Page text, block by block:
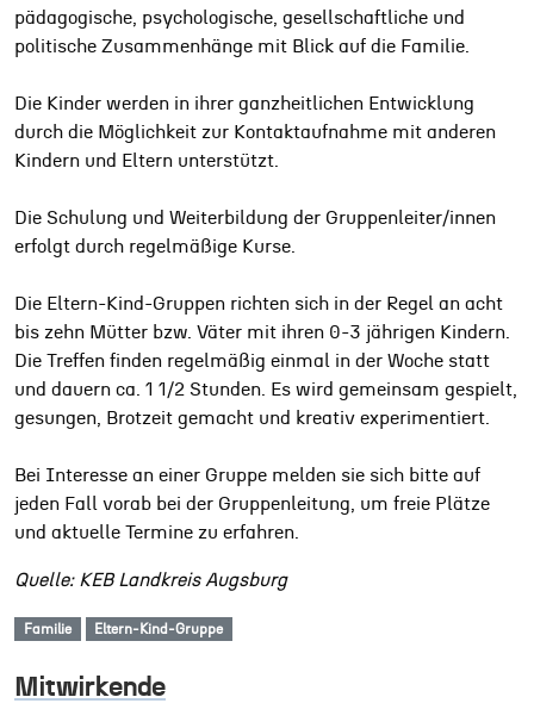
pädagogische, psychologische, gesellschaftliche und
politische Zusammenhänge mit Blick auf die Familie.
Die Kinder werden in ihrer ganzheitlichen Entwicklung
durch die Möglichkeit zur Kontaktaufnahme mit anderen
Kindern und Eltern unterstützt.
Die Schulung und Weiterbildung der Gruppenleiter/innen
erfolgt durch regelmäßige Kurse.
Die Eltern-Kind-Gruppen richten sich in der Regel an acht
bis zehn Mütter bzw. Väter mit ihren 0-3 jährigen Kindern.
Die Treffen finden regelmäßig einmal in der Woche statt
und dauern ca. 1 1/2 Stunden. Es wird gemeinsam gespielt,
gesungen, Brotzeit gemacht und kreativ experimentiert.
Bei Interesse an einer Gruppe melden sie sich bitte auf
jeden Fall vorab bei der Gruppenleitung, um freie Plätze
und aktuelle Termine zu erfahren.
Quelle: KEB Landkreis Augsburg
Familie Eltern-Kind-Gruppe
Mitwirkende